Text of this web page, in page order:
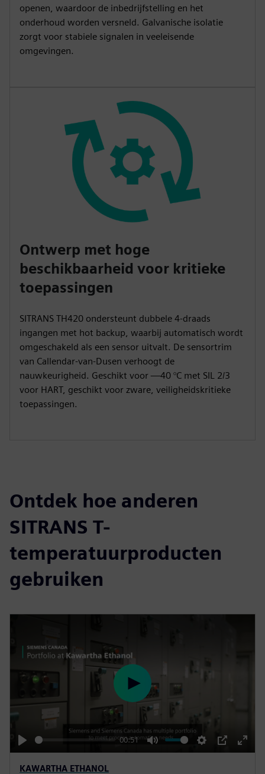
openen, waardoor de inbedrijfstelling en het
onderhoud worden versneld. Galvanische isolatie
zorgt voor stabiele signalen in veeleisende
omgevingen.
Ontwerp met hoge
beschikbaarheid voor kritieke
toepassingen
SITRANS TH420 ondersteunt dubbele 4-draads
ingangen met hot backup, waarbij automatisch wordt
omgeschakeld als een sensor uitvalt. De sensortrim
van Callendar-van-Dusen verhoogt de
nauwkeurigheid. Geschikt voor —40 °C met SIL 2/3
voor HART, geschikt voor zware, veiligheidskritieke
toepassingen.
Ontdek hoe anderen
SITRANS T-
temperatuurproducten
gebruiken
P
l
00:51
M
S
P
E
P
a
y
KAWARTHA ETHANOL